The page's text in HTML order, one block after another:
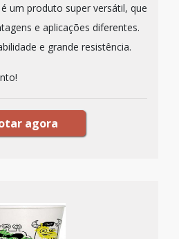
um produto super versátil, que
e aplicações diferentes.
e grande resistência.
agora